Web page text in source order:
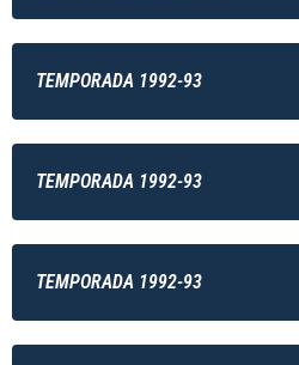
TEMPORADA 1992-93
TEMPORADA 1992-93
TEMPORADA 1992-93